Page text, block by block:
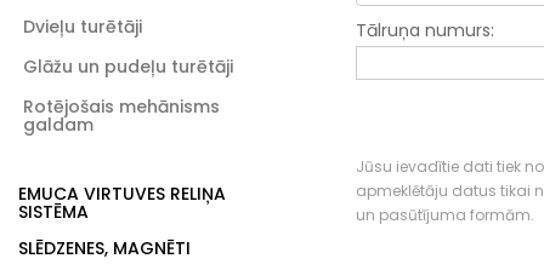
Dvieļu turētāji
Glāžu un pudeļu turētāji
Rotējošais mehānisms
galdam
EMUCA VIRTUVES RELIŅA
SISTĒMA
SLĒDZENES, MAGNĒTI
Tālruņa numurs:
Jūsu ievadītie dati tiek
apmeklētāju datus tikai
un pasūtījuma formām.